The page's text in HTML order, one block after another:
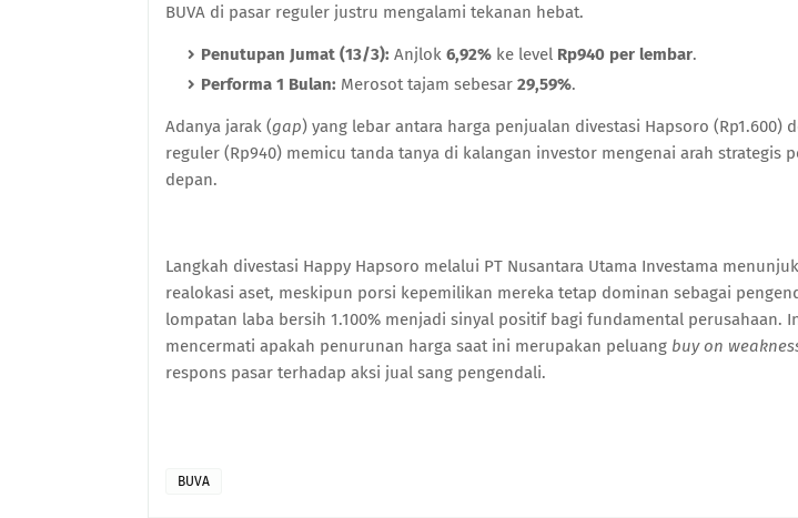
BUVA di pasar reguler justru mengalami tekanan hebat.
Penutupan Jumat (13/3): Anjlok 6,92% ke level Rp940 per lembar.
Performa 1 Bulan: Merosot tajam sebesar 29,59%.
Adanya jarak (gap) yang lebar antara harga penjualan divestasi Hapsoro (Rp1.600)
reguler (Rp940) memicu tanda tanya di kalangan investor mengenai arah strategis
depan.
Langkah divestasi Happy Hapsoro melalui PT Nusantara Utama Investama
realokasi aset, meskipun porsi kepemilikan mereka tetap dominan sebagai
lompatan laba bersih 1.100% menjadi sinyal positif bagi fundamental perusahaan.
mencermati apakah penurunan harga saat ini merupakan peluang buy on
respons pasar terhadap aksi jual sang pengendali.
BUVA